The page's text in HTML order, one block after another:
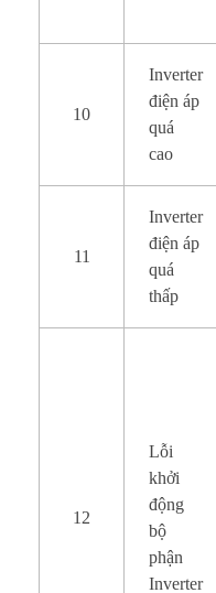
10
Inverter
điện áp
quá
cao
11
Inverter
điện áp
quá
thấp
12
Lỗi
khởi
động
bộ
phận
Inverter